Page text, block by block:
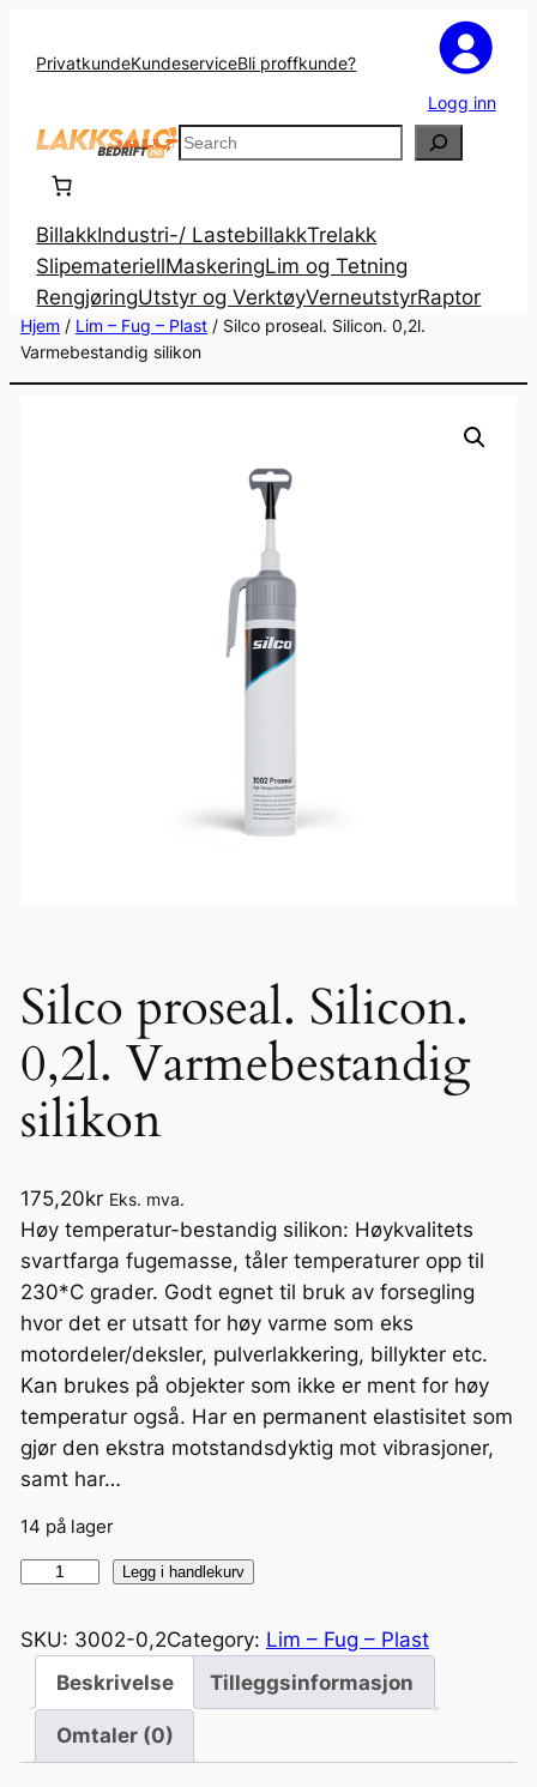
PrivatkundeKundeserviceBli proffkunde?
Logg inn
Search
BillakkIndustri-/ LastebillakkTrelakk
SlipemateriellMaskeringLim og Tetning
RengjøringUtstyr og VerktøyVerneutstyrRaptor
Hjem/ Lim – Fug – Plast/ Silco proseal. Silicon. 0,2l.
Varmebestandig silikon
Silco proseal. Silicon.
0,2l. Varmebestandig
silikon
175,20kr Eks. mva.
Høy temperatur-bestandig silikon: Høykvalitets
svartfarga fugemasse, tåler temperaturer opp til
230*C grader. Godt egnet til bruk av forsegling
hvor det er utsatt for høy varme som eks
motordeler/deksler, pulverlakkering, billykter etc.
Kan brukes på objekter som ikke er ment for høy
temperatur også. Har en permanent elastisitet som
gjør den ekstra motstandsdyktig mot vibrasjoner,
samt har…
14 på lager
l
r
Legg i handlekurv
SKU: 3002-0,2Category: Lim – Fug – Plast
Beskrivelse
Tilleggsinformasjon
Omtaler (0)